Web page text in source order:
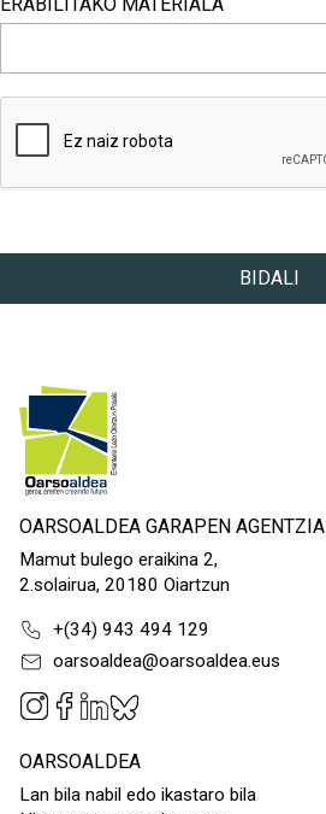
BIDALI
OARSOALDEA GARAPEN AGENTZIA
Mamut bulego eraikina 2,
2.solairua, 20180 Oiartzun
+(34) 943 494 129
oarsoaldea@oarsoaldea.eus
OARSOALDEA
Lan bila nabil edo ikastaro bila